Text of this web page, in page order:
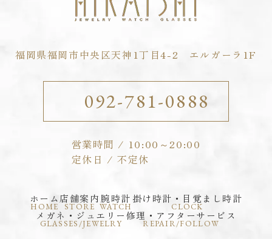
福岡県福岡市中央区天神1丁目4-2 エルガーラ1F
092-781-0888
営業時間 / 10:00～20:00
ホーム
HOME
店舗案内
STORE
腕時計
WATCH
掛け時計・目覚まし時計
CLOCK
メガネ・ジュエリー
GLASSES/JEWELRY
修理・アフターサービス
REPAIR/FOLLOW